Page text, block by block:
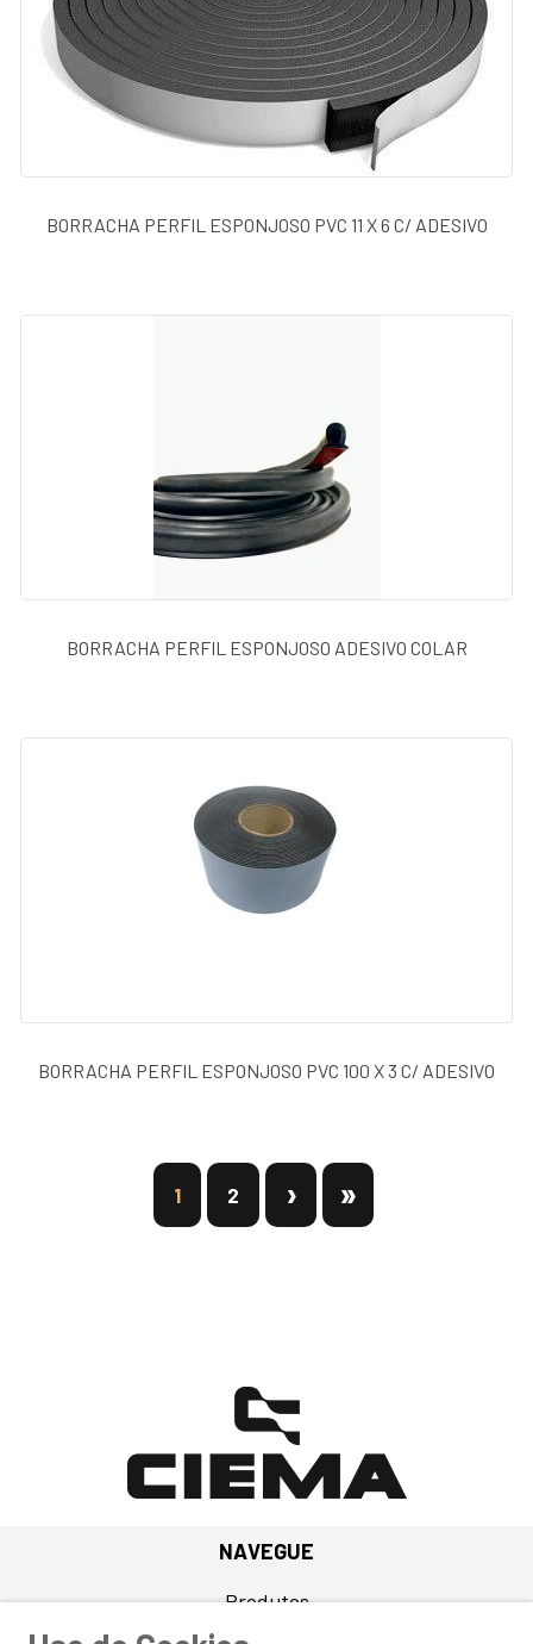
BORRACHA PERFIL ESPONJOSO PVC 11 X 6 C/ ADESIVO
BORRACHA PERFIL ESPONJOSO ADESIVO COLAR
BORRACHA PERFIL ESPONJOSO PVC 100 X 3 C/ ADESIVO
1 2
NAVEGUE
Produtos
Quem Somos